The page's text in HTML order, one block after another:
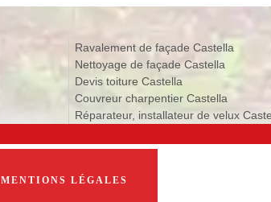
Ravalement de façade Castella
Nettoyage de façade Castella
Devis toiture Castella
Couvreur charpentier Castella
Réparateur, installateur de velux
MENTIONS LÉGALES